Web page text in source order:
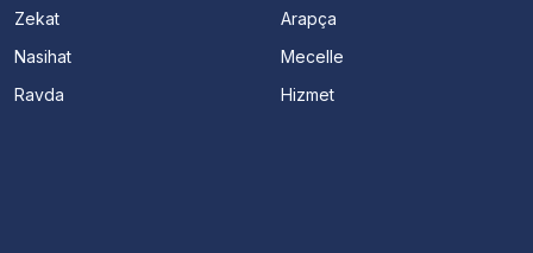
Zekat
Nasihat
Ravda
Arapça
Mecelle
Hizmet